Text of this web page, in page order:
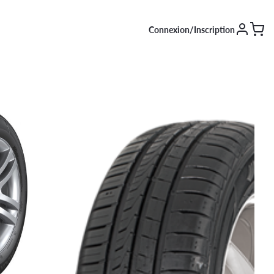
4 saisons
Connexion/Inscription